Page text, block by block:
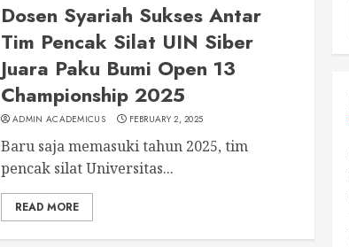
Dosen Syariah Sukses Antar
Tim Pencak Silat UIN Siber
Juara Paku Bumi Open 13
Championship 2025
ADMIN ACADEMICUS FEBRUARY 2, 2025
Baru saja memasuki tahun 2025, tim
pencak silat Universitas...
READ MORE